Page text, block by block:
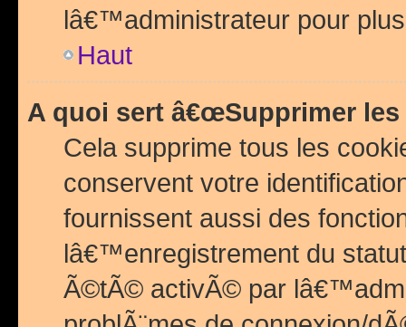
lâ€™administrateur pour
Haut
A quoi sert â€œSupprimer les
Cela supprime tous les
conservent votre
fournissent aussi des
lâ€™enregistrement du
Ã©tÃ© activÃ© par